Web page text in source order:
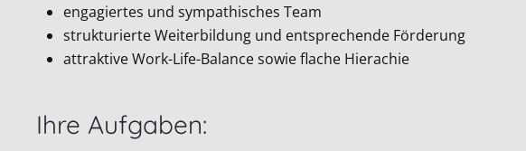
engagiertes und sympathisches Team
strukturierte Weiterbildung und entsprechende Förderung
attraktive Work-Life-Balance sowie flache Hierachie
Ihre Aufgaben: